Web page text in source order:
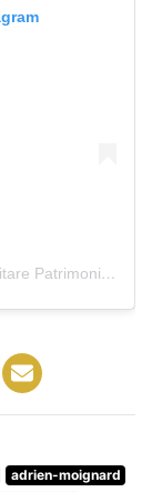
Une publication partagée par Nuits de la Guitare Patrimonio (@nuitsdelaguitarepatrimonio)
adrien-moignard